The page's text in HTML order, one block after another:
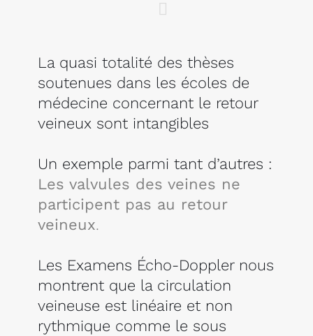
La quasi totalité des thèses
soutenues dans les écoles de
médecine concernant le retour
veineux sont intangibles
Un exemple parmi tant d’autres :
Les valvules des veines ne
participent pas au retour
veineux.
Les Examens Écho-Doppler nous
montrent que la circulation
veineuse est linéaire et non
rythmique comme le sous